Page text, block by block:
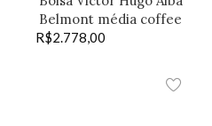
Belmont média coffee
R$2.778,00